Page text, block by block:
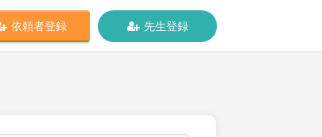
依頼者登録 先生登録